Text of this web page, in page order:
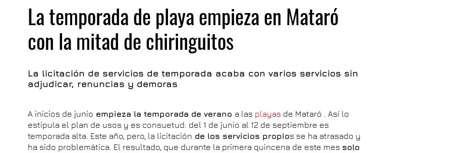
La temporada de playa empieza en Mataró
con la mitad de chiringuitos
La licitación de servicios de temporada acaba con varios servicios sin
adjudicar, renuncias y demoras
A inicios de junio empieza la temporada de verano a las playas de Mataró . Así lo
estipula el plan de usos y es consuetud: del 1 de junio al 12 de septiembre es
temporada alta. Este año, pero, la licitación de los servicios propios se ha atrasado y
ha sido problemática. El resultado, que durante la primera quincena de este mes solo